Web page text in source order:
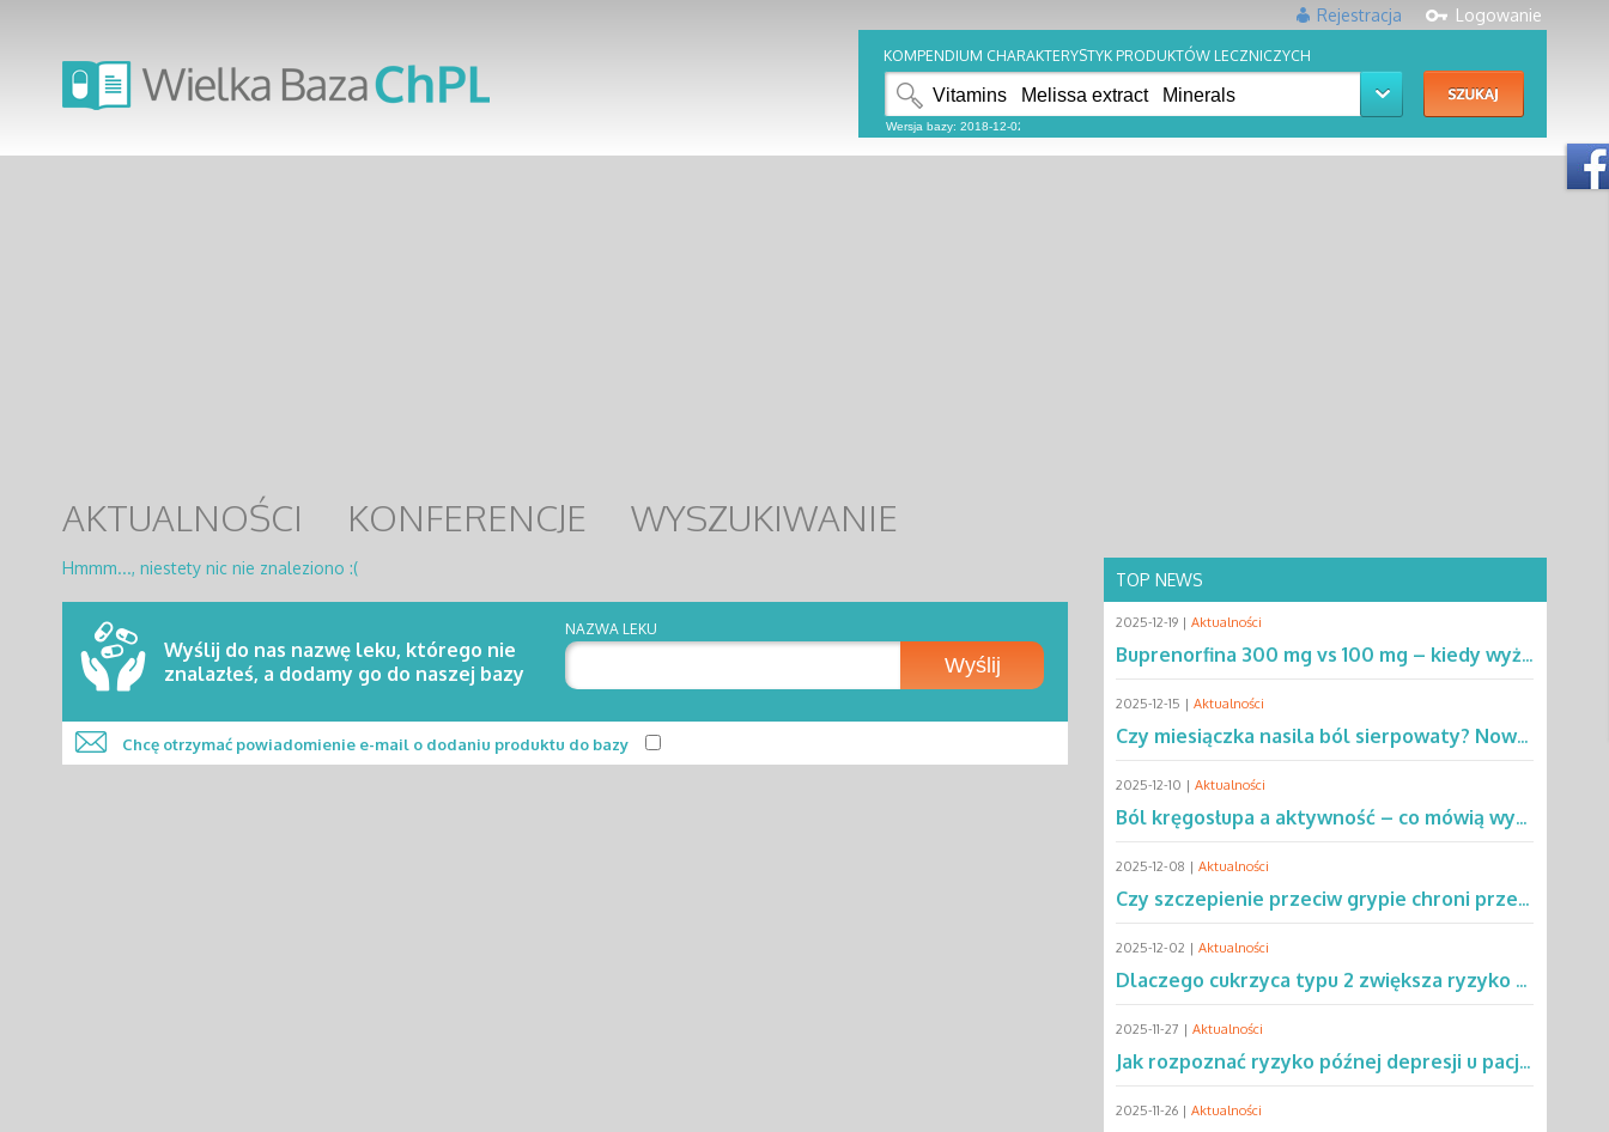
Logowanie
Rejestracja
KOMPENDIUM CHARAKTERYSTYK PRODUKTÓW LECZNICZYCH
AKTUALNOŚCI KONFERENCJE WYSZUKIWANIE
Hmmm..., niestety nic nie znaleziono :(
Wyślij do nas nazwę leku, którego nie
znalazłeś, a dodamy go do naszej bazy
NAZWA LEKU
Wyślij
Chcę otrzymać powiadomienie e-mail o dodaniu produktu do bazy
TOP NEWS
2025-12-19 | Aktualności
Buprenorfina 300 mg vs 100 mg – kiedy wyższa dawka ma przewagę? Sprawdź!
2025-12-15 | Aktualności
Czy miesiączka nasila ból sierpowaty? Nowe dane zmieniają podejście do SCD
2025-12-10 | Aktualności
Ból kręgosłupa a aktywność – co mówią wyniki rocznej obserwacji?
2025-12-08 | Aktualności
Czy szczepienie przeciw grypie chroni przed chorobą Parkinsona?
2025-12-02 | Aktualności
Dlaczego cukrzyca typu 2 zwiększa ryzyko gruźlicy? Poznaj mechanizmy
2025-11-27 | Aktualności
Jak rozpoznać ryzyko późnej depresji u pacjentów po leczeniu raka?
2025-11-26 | Aktualności